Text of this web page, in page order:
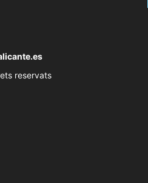
reservats